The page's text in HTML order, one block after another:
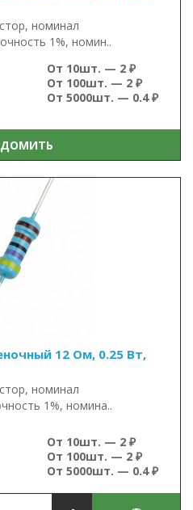
номинал
1%, номин..
От 10шт. — 2 ₽
От 100шт. — 2 ₽
От 5000шт. — 0.4 ₽
12 Ом, 0.25 Вт,
номинал
1%, номина..
От 10шт. — 2 ₽
От 100шт. — 2 ₽
От 5000шт. — 0.4 ₽